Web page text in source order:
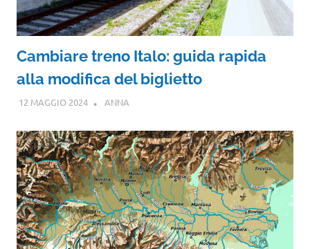
Cambiare treno Italo: guida rapida
alla modifica del biglietto
12 MAGGIO 2024 ANNA